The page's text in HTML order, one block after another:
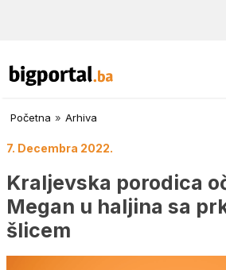
Početna » Arhiva
7. Decembra 2022.
Kraljevska porodica
Megan u haljina sa
šlicem